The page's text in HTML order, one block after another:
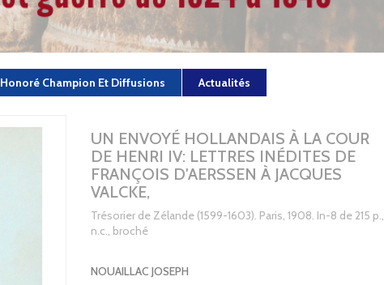
Honoré Champion Et Diffusions Actualités
UN ENVOYÉ HOLLANDAIS À LA COUR
DE HENRI IV: LETTRES INÉDITES DE
FRANÇOIS D'AERSSEN À JACQUES
VALCKE,
Trésorier de Zélande (1599-1603). Paris, 1908. In-8 de 215 p.,
n.c., broché
NOUAILLAC JOSEPH